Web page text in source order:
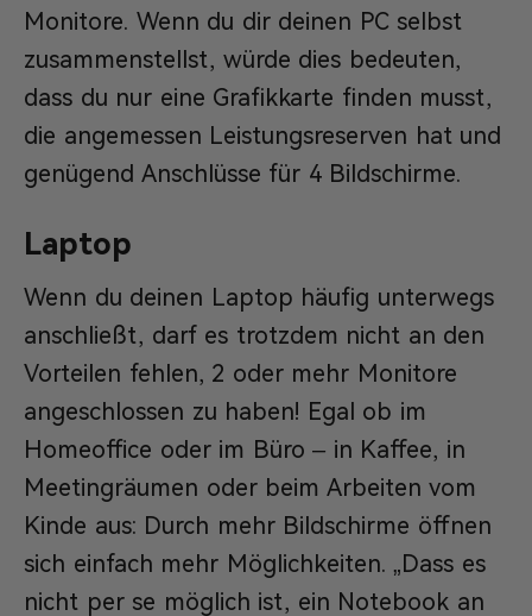
Monitore. Wenn du dir deinen PC selbst
zusammenstellst, würde dies bedeuten,
dass du nur eine Grafikkarte finden musst,
die angemessen Leistungsreserven hat und
genügend Anschlüsse für 4 Bildschirme.
Laptop
Wenn du deinen Laptop häufig unterwegs
anschließt, darf es trotzdem nicht an den
Vorteilen fehlen, 2 oder mehr Monitore
angeschlossen zu haben! Egal ob im
Homeoffice oder im Büro – in Kaffee, in
Meetingräumen oder beim Arbeiten vom
Kinde aus: Durch mehr Bildschirme öffnen
sich einfach mehr Möglichkeiten. „Dass es
nicht per se möglich ist, ein Notebook an